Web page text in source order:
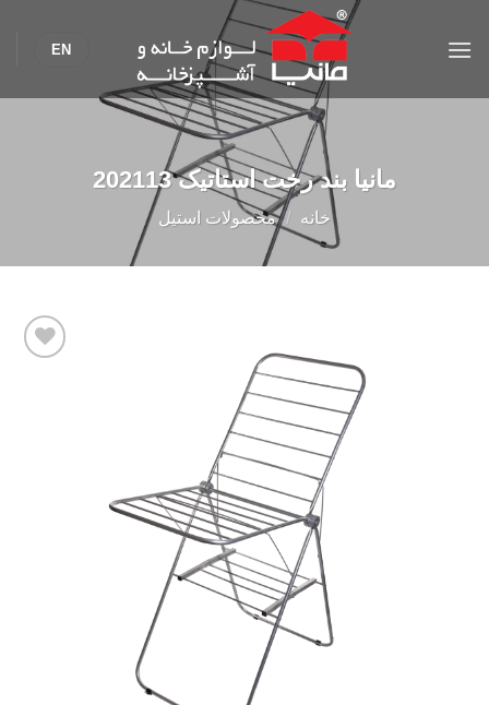
EN
مانیا بند رخت استاتیک 202113
خانه / محصولات استیل